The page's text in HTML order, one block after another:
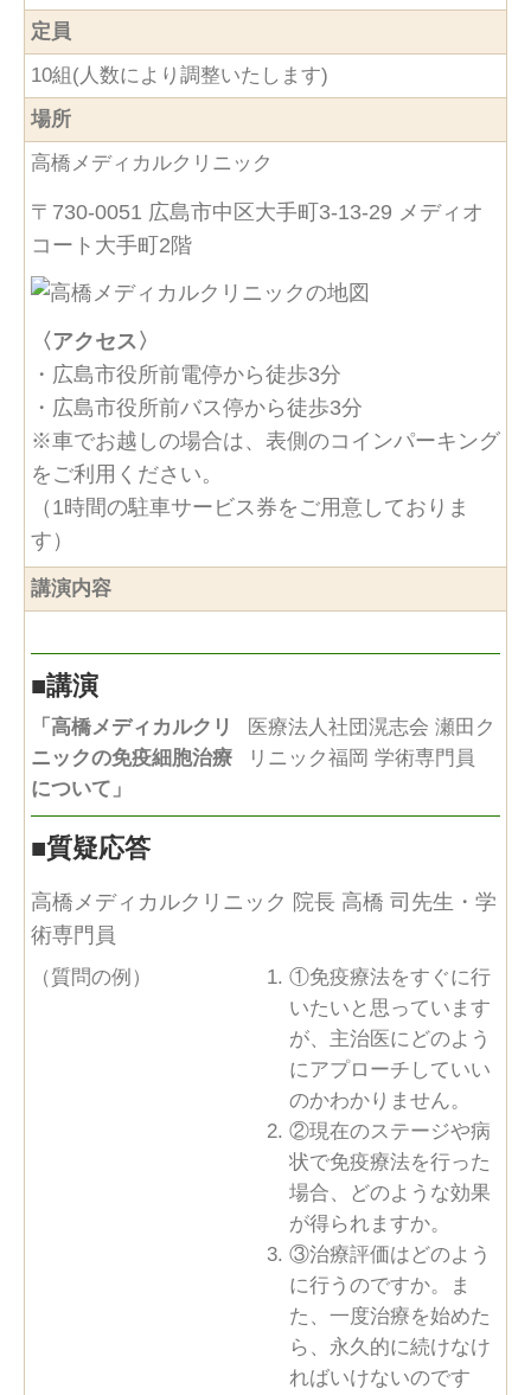
定員
10組(人数により調整いたします)
場所
高橋メディカルクリニック
〒730-0051 広島市中区大手町3-13-29 メディオ
コート大手町2階
〈アクセス〉
・広島市役所前電停から徒歩3分
・広島市役所前バス停から徒歩3分
※車でお越しの場合は、表側のコインパーキング
をご利用ください。
（1時間の駐車サービス券をご用意しておりま
す）
講演内容
■講演
「高橋メディカルクリ
ニックの免疫細胞治療
について」
医療法人社団滉志会 瀬田ク
リニック福岡 学術専門員
■質疑応答
高橋メディカルクリニック 院長 高橋 司先生・学
術専門員
（質問の例）
①免疫療法をすぐに行
いたいと思っています
が、主治医にどのよう
にアプローチしていい
のかわかりません。
②現在のステージや病
状で免疫療法を行った
場合、どのような効果
が得られますか。
③治療評価はどのよう
に行うのですか。ま
た、一度治療を始めた
ら、永久的に続けなけ
ればいけないのです